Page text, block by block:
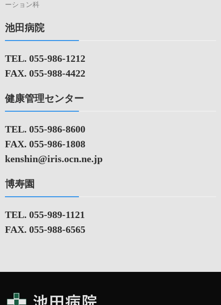
ーション科
池田病院
TEL. 055-986-1212
FAX. 055-988-4422
健康管理センター
TEL. 055-986-8600
FAX. 055-986-1808
kenshin@iris.ocn.ne.jp
博寿園
TEL. 055-989-1121
FAX. 055-988-6565